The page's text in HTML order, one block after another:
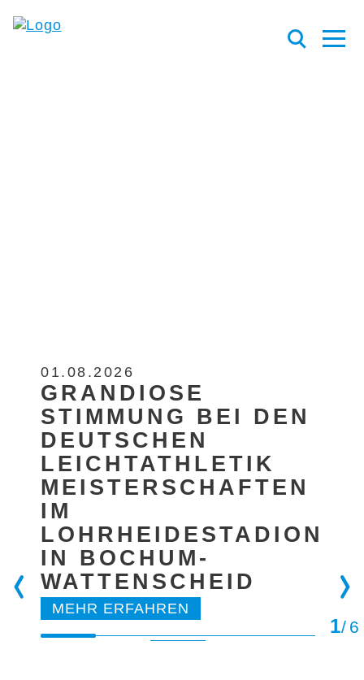
01.08.2026
GRANDIOSE
STIMMUNG BEI DEN
DEUTSCHEN
LEICHTATHLETIK
MEISTERSCHAFTEN
IM
LOHRHEIDESTADION
IN BOCHUM-
WATTENSCHEID
MEHR ERFAHREN
1 6